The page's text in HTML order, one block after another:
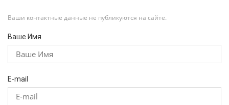
Ваши контактные данные не публикуются на сайте.
Ваше Имя
E-mail